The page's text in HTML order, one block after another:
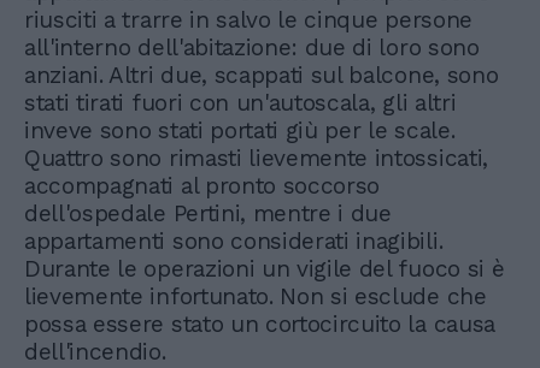
riusciti a trarre in salvo le cinque persone
all'interno dell'abitazione: due di loro sono
anziani. Altri due, scappati sul balcone, sono
stati tirati fuori con un'autoscala, gli altri
inveve sono stati portati giù per le scale.
Quattro sono rimasti lievemente intossicati,
accompagnati al pronto soccorso
dell'ospedale Pertini, mentre i due
appartamenti sono considerati inagibili.
Durante le operazioni un vigile del fuoco si è
lievemente infortunato. Non si esclude che
possa essere stato un cortocircuito la causa
dell'incendio.